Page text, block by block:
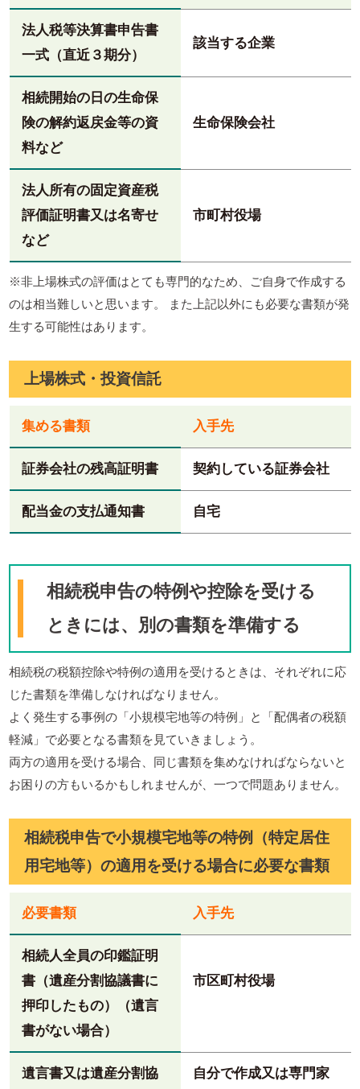
法人税等決算書申告書
一式（直近３期分）
該当する企業
相続開始の日の生命保
険の解約返戻金等の資
料など
生命保険会社
法人所有の固定資産税
評価証明書又は名寄せ
など
市町村役場
※非上場株式の評価はとても専門的なため、ご自身で作成する
のは相当難しいと思います。 また上記以外にも必要な書類が発
生する可能性はあります。
上場株式・投資信託
集める書類 入手先
証券会社の残高証明書 契約している証券会社
配当金の支払通知書 自宅
相続税申告の特例や控除を受ける
ときには、別の書類を準備する
相続税の税額控除や特例の適用を受けるときは、それぞれに応
じた書類を準備しなければなりません。
よく発生する事例の「小規模宅地等の特例」と「配偶者の税額
軽減」で必要となる書類を見ていきましょう。
両方の適用を受ける場合、同じ書類を集めなければならないと
お困りの方もいるかもしれませんが、一つで問題ありません。
相続税申告で小規模宅地等の特例（特定居住
用宅地等）の適用を受ける場合に必要な書類
必要書類 入手先
相続人全員の印鑑証明
書（遺産分割協議書に
押印したもの）（遺言
書がない場合）
市区町村役場
遺言書又は遺産分割協
自分で作成又は専門家